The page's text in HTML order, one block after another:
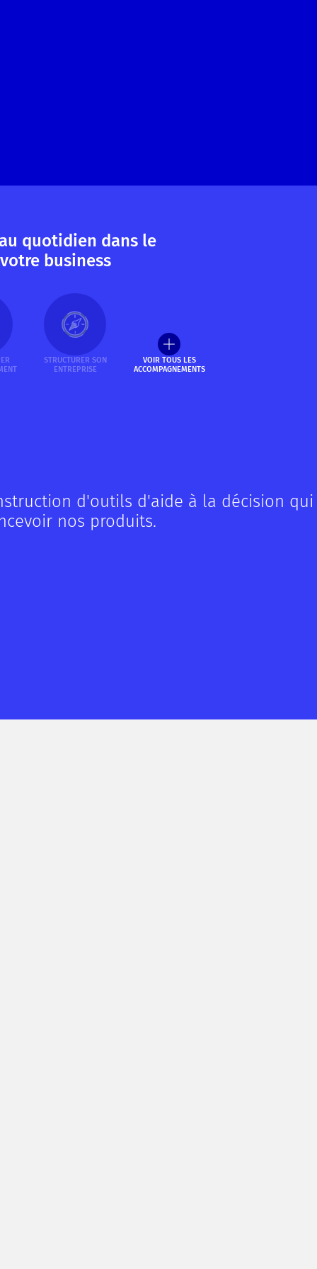
quotidien dans le
business
STRUCTURER SON
ENTREPRISE
VOIR TOUS LES
ACCOMPAGNEMENTS
d'outils d'aide à la décision qui
nos produits.